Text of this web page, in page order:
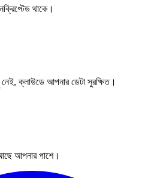
থাকে।
নেই, ক্লাউডে আপনার ডেটা সুরক্ষিত।
আপনার পাশে।